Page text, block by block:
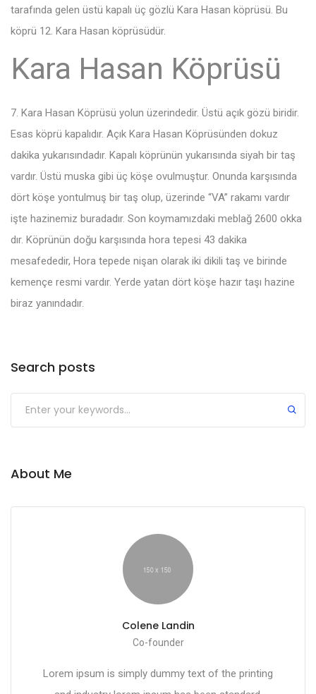
tarafında gelen üstü kapalı üç gözlü Kara Hasan köprüsü. Bu
köprü 12. Kara Hasan köprüsüdür.
Kara Hasan Köprüsü
7. Kara Hasan Köprüsü yolun üzerindedir. Üstü açık gözü biridir.
Esas köprü kapalıdır. Açık Kara Hasan Köprüsünden dokuz
dakika yukarısındadır. Kapalı köprünün yukarısında siyah bir taş
vardır. Üstü muska gibi üç köşe ovulmuştur. Onunda karşısında
dört köşe yontulmuş bir taş olup, üzerinde “VA” rakamı vardır
işte hazinemiz buradadır. Son koymamızdaki meblağ 2600 okka
dır. Köprünün doğu karşısında hora tepesi 43 dakika
mesafededir, Hora tepede nişan olarak iki dikili taş ve birinde
kemençe resmi vardır. Yerde yatan dört köşe hazır taşı hazine
biraz yanındadır.
Search posts
About Me
Colene Landin
Co-founder
Lorem ipsum is simply dummy text of the printing